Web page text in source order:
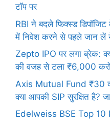
टॉप पर
RBI ने बदले फिक्स्ड
में निवेश करने से पहले जान लें
Zepto IPO पर लगा ब्रेक:
की वजह से टला ₹6,000
Axis Mutual Fund ₹30
क्या आपकी SIP सुरक्षित है?
Edelweiss BSE Top 10